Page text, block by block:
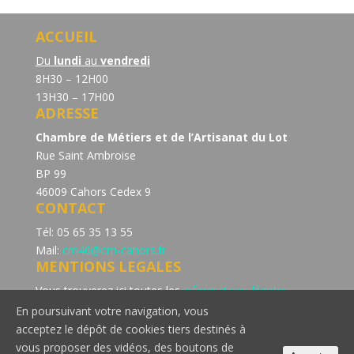
ACCUEIL
Du lundi au vendredi
8H30 – 12H00
13H30 – 17H00
ADRESSE
Chambre de Métiers et de l’Artisanat du Lot
Rue Saint Ambroise
BP 99
46009 Cahors Cedex 9
CONTACT
Tél: 05 65 35 13 55
Mail: cm46@cm-cahors.fr
MENTIONS LEGALES
Vous trouverez ici toutes lesinformations légales
concernant la politique de confidentialité du site de la
Chambre de Métiers et de l’Artisanat du Lot.
Consultez notre page dédiée à lapolitique de cookie
En poursuivant votre navigation, vous
acceptez le dépôt de cookies tiers destinés à
vous proposer des vidéos, des boutons de